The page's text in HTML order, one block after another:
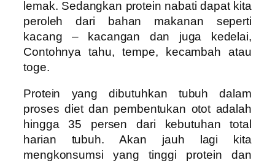
lemak. Sedangkan protein nabati dapat kita
peroleh dari bahan makanan seperti
kacang – kacangan dan juga kedelai,
Contohnya tahu, tempe, kecambah atau
toge.
Protein yang dibutuhkan tubuh dalam
proses diet dan pembentukan otot adalah
hingga 35 persen dari kebutuhan total
harian tubuh. Akan jauh lagi kita
mengkonsumsi yang tinggi protein dan